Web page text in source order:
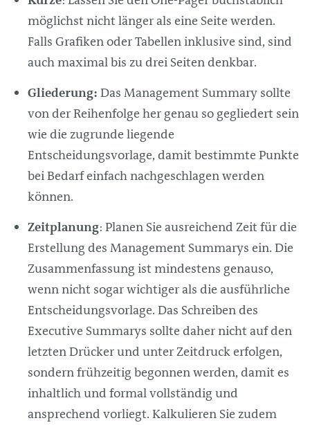
möglichst nicht länger als eine Seite werden.
Falls Grafiken oder Tabellen inklusive sind, sind
auch maximal bis zu drei Seiten denkbar.
Gliederung: Das Management Summary sollte
von der Reihenfolge her genau so gegliedert sein
wie die zugrunde liegende
Entscheidungsvorlage, damit bestimmte Punkte
bei Bedarf einfach nachgeschlagen werden
können.
Zeitplanung: Planen Sie ausreichend Zeit für die
Erstellung des Management Summarys ein. Die
Zusammenfassung ist mindestens genauso,
wenn nicht sogar wichtiger als die ausführliche
Entscheidungsvorlage. Das Schreiben des
Executive Summarys sollte daher nicht auf den
letzten Drücker und unter Zeitdruck erfolgen,
sondern frühzeitig begonnen werden, damit es
inhaltlich und formal vollständig und
ansprechend vorliegt. Kalkulieren Sie zudem